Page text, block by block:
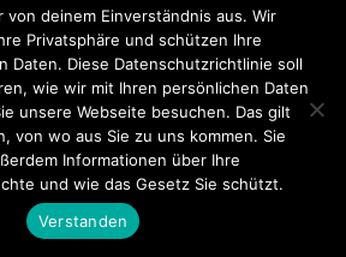
B-2 BRANDMELDEANLAGE
Mitglied werden Über uns
Bilder
Kontakt
Up Themes Ltd. Powered byWordPress.
deinem Einverständnis aus. Wir
Privatsphäre und schützen Ihre
Daten. Diese Datenschutzrichtlinie soll
wie wir mit Ihren persönlichen Daten
unsere Webseite besuchen. Das gilt
von wo aus Sie zu uns kommen. Sie
Informationen über Ihre
und wie das Gesetz Sie schützt.
Verstanden